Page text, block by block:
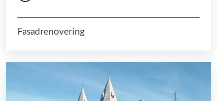
Fasadrenovering